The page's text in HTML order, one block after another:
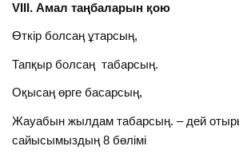
VІІІ. Амал таңбаларын қою
Өткір болсаң ұтарсың,
Тапқыр болсаң табарсың.
Оқысаң өрге басарсың,
Жауабын жылдам табарсың. – дей
сайысымыздың 8 бөлімі